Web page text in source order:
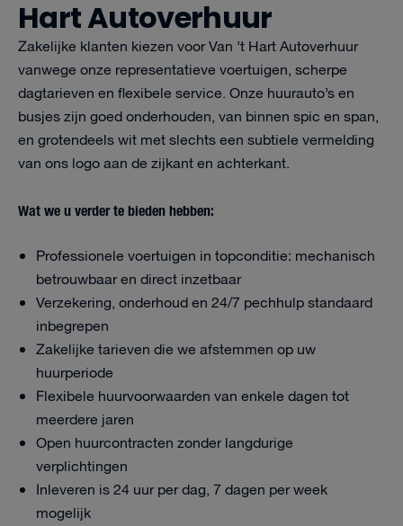
Hart Autoverhuur
Zakelijke klanten kiezen voor Van ’t Hart Autoverhuur
vanwege onze representatieve voertuigen, scherpe
dagtarieven en flexibele service. Onze huurauto’s en
busjes zijn goed onderhouden, van binnen spic en span,
en grotendeels wit met slechts een subtiele vermelding
van ons logo aan de zijkant en achterkant.
Wat we u verder te bieden hebben:
Professionele voertuigen in topconditie: mechanisch
betrouwbaar en direct inzetbaar
Verzekering, onderhoud en 24/7 pechhulp standaard
inbegrepen
Zakelijke tarieven die we afstemmen op uw
huurperiode
Flexibele huurvoorwaarden van enkele dagen tot
meerdere jaren
Open huurcontracten zonder langdurige
verplichtingen
Inleveren is 24 uur per dag, 7 dagen per week
mogelijk